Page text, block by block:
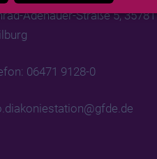
Adenauer-Straße 5, 35781
06471 9128-0